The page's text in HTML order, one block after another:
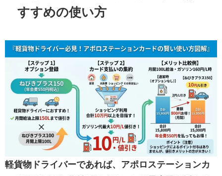
すすめの使い方
軽貨物ドライバーであれば、アポロステーションカ